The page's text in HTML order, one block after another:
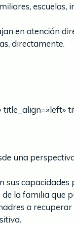
escuelas,
en atención
directamente.
una
sus
la familia que
a